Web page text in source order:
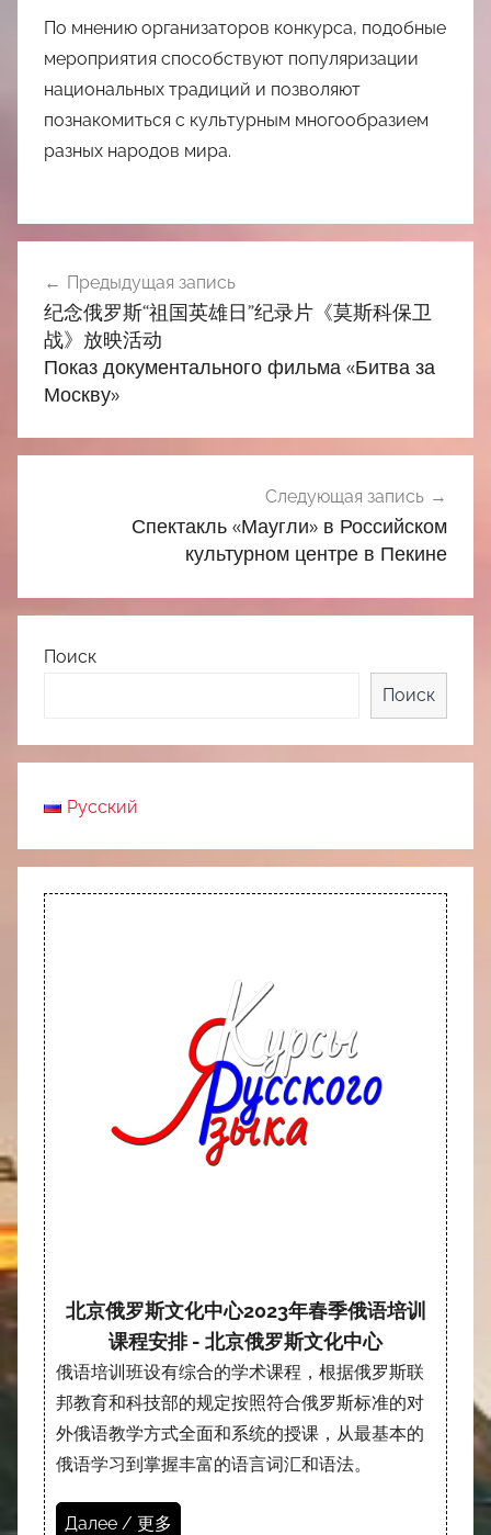
По мнению организаторов конкурса, подобные
мероприятия способствуют популяризации
национальных традиций и позволяют
познакомиться с культурным многообразием
разных народов мира.
по
записям
Предыдущая запись
纪念俄罗斯“祖国英雄日”纪录片《莫斯科保卫
战》放映活动
Показ документального фильма «Битва за
Москву»
Следующая запись
Спектакль «Маугли» в Российском
культурном центре в Пекине
Поиск
Поиск
Русский
北京俄罗斯文化中心2023年春季俄语培训
课程安排 - 北京俄罗斯文化中心
俄语培训班设有综合的学术课程，根据俄罗斯联
邦教育和科技部的规定按照符合俄罗斯标准的对
外俄语教学方式全面和系统的授课，从最基本的
俄语学习到掌握丰富的语言词汇和语法。
Далее / 更多